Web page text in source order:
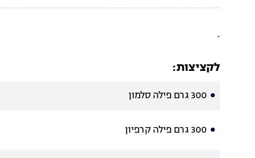
.
לקציצות:
300 גרם פילה סלמון
300 גרם פילה קרפיון